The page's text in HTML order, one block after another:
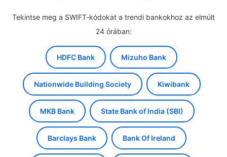
Tekintse meg a SWIFT-kódokat a trendi bankokhoz az elmúlt
24 órában:
HDFC Bank Mizuho Bank
Nationwide Building Society Kiwibank
MKB Bank State Bank of India (SBI)
Barclays Bank Bank Of Ireland